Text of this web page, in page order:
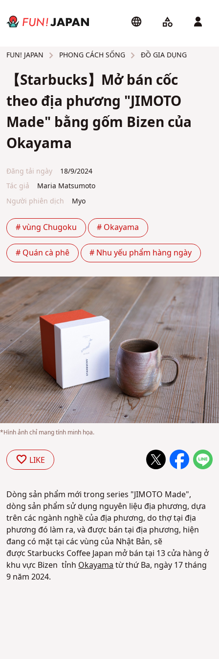
FUN! JAPAN PHONG CÁCH SỐNG ĐỒ GIA DỤNG
【Starbucks】Mở bán cốc
theo địa phương "JIMOTO
Made" bằng gốm Bizen của
Okayama
Đăng tải ngày
18/9/2024
Tác giả
Maria Matsumoto
Người phiên dịch
Myo
# vùng Chugoku # Okayama
# Quán cà phê # Nhu yếu phẩm hàng ngày
*Hình ảnh chỉ mang tính minh họa.
LIKE
Dòng sản phẩm mới trong series "JIMOTO Made",
dòng sản phẩm sử dụng nguyên liệu địa phương, dựa
trên các ngành nghề của địa phương, do thợ tại địa
phương đó làm ra, và được bán tại địa phương, hiện
đang có mặt tại các vùng của Nhật Bản, sẽ
đượcStarbucks Coffee Japan mở bán tại 13 cửa hàng ở
khu vực Bizen tỉnh Okayama từ thứ Ba, ngày 17 tháng
9 năm 2024.